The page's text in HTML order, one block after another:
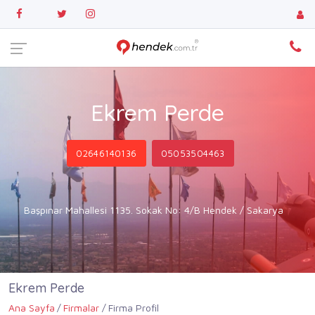
Ekrem Perde
02646140136 05053504463
Başpınar Mahallesi 1135. Sokak No: 4/B Hendek / Sakarya
Ekrem Perde
Ana Sayfa Firmalar Firma Profil